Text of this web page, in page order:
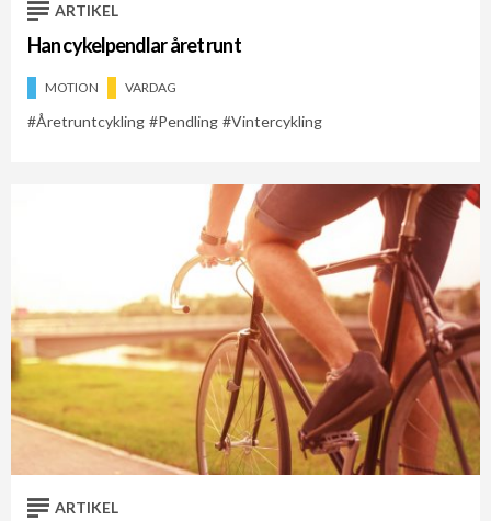
ARTIKEL
Han cykelpendlar året runt
MOTION VARDAG
Åretruntcykling Pendling Vintercykling
ARTIKEL